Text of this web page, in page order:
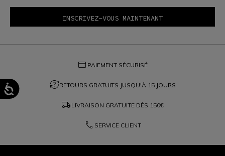
credit_card PAIEMENT SÉCURISÉ
question_exchangeRETOURS GRATUITS JUSQU'À 15 JOURS
local_shipping LIVRAISON GRATUITE DÈS 150€
phone SERVICE CLIENT